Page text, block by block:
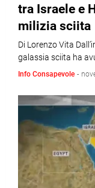
tra Israele e
milizia sciita
Di Lorenzo Vita
galassia sciita ha
Info Consapevole -